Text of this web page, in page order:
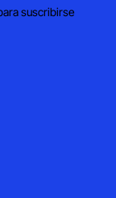
suscribirse